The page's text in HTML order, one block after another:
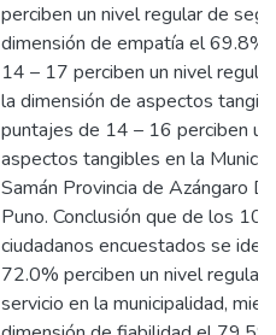
perciben un nivel regular de
dimensión de empatía el 69.8%
14 – 17 perciben un nivel
la dimensión de aspectos
puntajes de 14 – 16 perciben
aspectos tangibles en la
Samán Provincia de Azángaro
Puno. Conclusión que de los
ciudadanos encuestados se
72.0% perciben un nivel regular
servicio en la municipalidad,